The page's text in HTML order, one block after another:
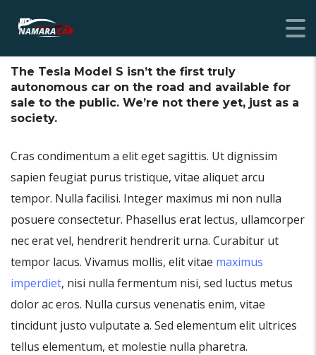
The Tesla Model S isn’t the first truly
autonomous car on the road and available for
sale to the public. We’re not there yet, just as a
society.
Cras condimentum a elit eget sagittis. Ut dignissim
sapien feugiat purus tristique, vitae aliquet arcu
tempor. Nulla facilisi. Integer maximus mi non nulla
posuere consectetur. Phasellus erat lectus, ullamcorper
nec erat vel, hendrerit hendrerit urna. Curabitur ut
tempor lacus. Vivamus mollis, elit vitae maximus
imperdiet, nisi nulla fermentum nisi, sed luctus metus
dolor ac eros. Nulla cursus venenatis enim, vitae
tincidunt justo vulputate a. Sed elementum elit ultrices
tellus elementum, et molestie nulla pharetra.